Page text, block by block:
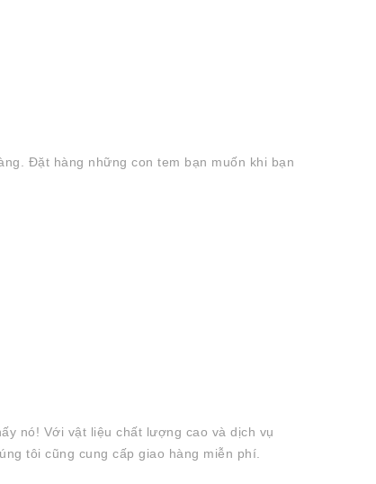
Đặt hàng những con tem bạn muốn khi bạn
nó! Với vật liệu chất lượng cao và dịch vụ
tôi cũng cung cấp giao hàng miễn phí.